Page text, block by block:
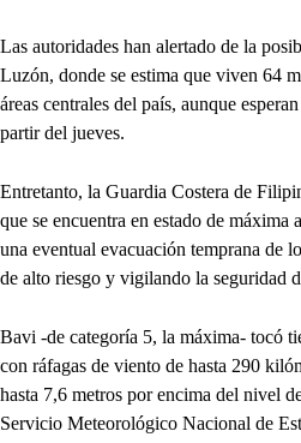
Las autoridades han alertado de la
Luzón, donde se estima que viven 64
áreas centrales del país, aunque
partir del jueves.
Entretanto, la Guardia Costera de
que se encuentra en estado de máxima
una eventual evacuación temprana de
de alto riesgo y vigilando la seguridad
Bavi -de categoría 5, la máxima- tocó
con ráfagas de viento de hasta 290
hasta 7,6 metros por encima del nivel
Servicio Meteorológico Nacional de